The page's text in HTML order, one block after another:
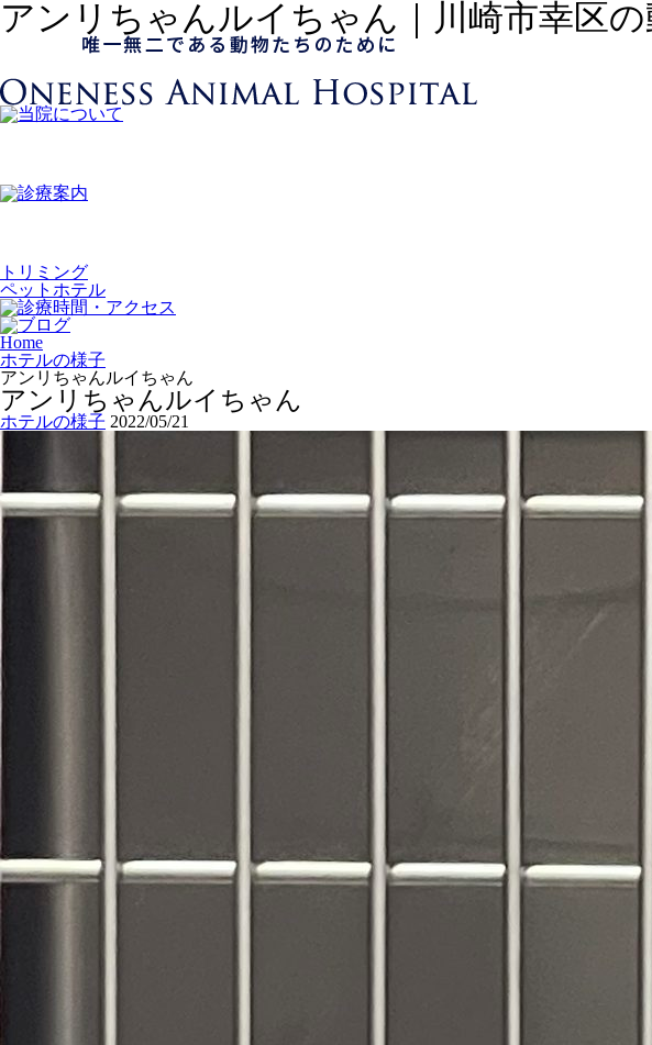
アンリちゃんルイちゃん｜川崎市幸区
トリミング
ペットホテル
Home
ホテルの様子
アンリちゃんルイちゃん
アンリちゃんルイちゃん
ホテルの様子 2022/05/21